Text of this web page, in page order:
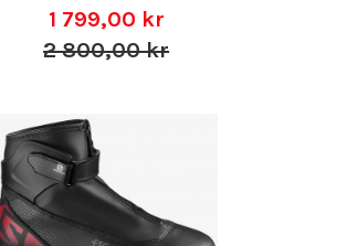
1 799,00 kr
2 800,00 kr